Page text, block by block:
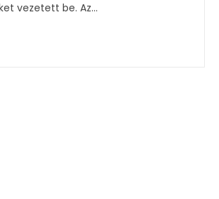
követelményeket vezetett be. Az...